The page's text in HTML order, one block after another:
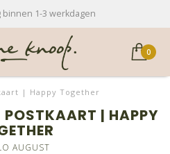
1-3 werkdagen
0
| Happy Together
POSTKAART | HAPPY
AUGUST